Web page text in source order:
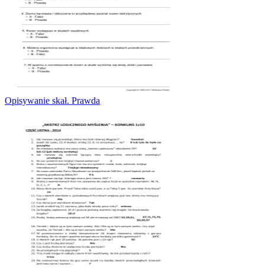
Opisywanie skał. Prawda